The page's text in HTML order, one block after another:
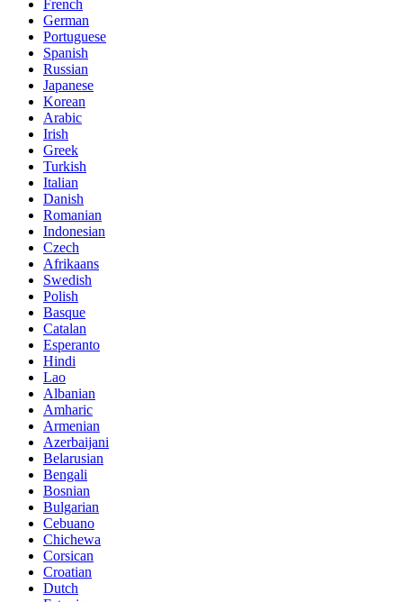
French
German
Portuguese
Spanish
Russian
Japanese
Korean
Arabic
Irish
Greek
Turkish
Italian
Danish
Romanian
Indonesian
Czech
Afrikaans
Swedish
Polish
Basque
Catalan
Esperanto
Hindi
Lao
Albanian
Amharic
Armenian
Azerbaijani
Belarusian
Bengali
Bosnian
Bulgarian
Cebuano
Chichewa
Corsican
Croatian
Dutch